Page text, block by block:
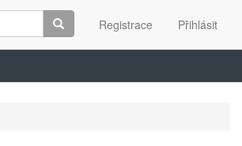
Registrace Přihlásit